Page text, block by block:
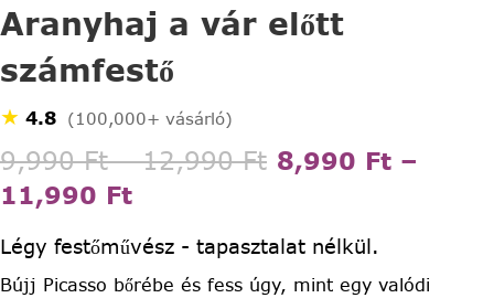
Aranyhaj a vár előtt
számfestő
★ 4.8 (100,000+ vásárló)
9,990Ft – 12,990Ft 8,990 Ft –
11,990 Ft
Légy festőművész - tapasztalat nélkül.
Bújj Picasso bőrébe és fess úgy, mint egy valódi